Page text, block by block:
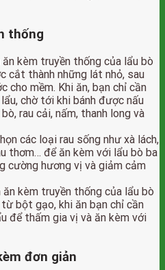
thống
kèm truyền thống của lẩu bò
cắt thành những lát nhỏ, sau
cho mềm. Khi ăn, bạn chỉ cần
chờ tới khi bánh được nấu
rau cải, nấm, thanh long và
các loại rau sống như xà lách,
thơm… để ăn kèm với lẩu bò ba
cường hương vị và giảm cảm
ăn kèm truyền thống của lẩu bò
bột gạo, khi ăn bạn chỉ cần
để thấm gia vị và ăn kèm với
đơn giản